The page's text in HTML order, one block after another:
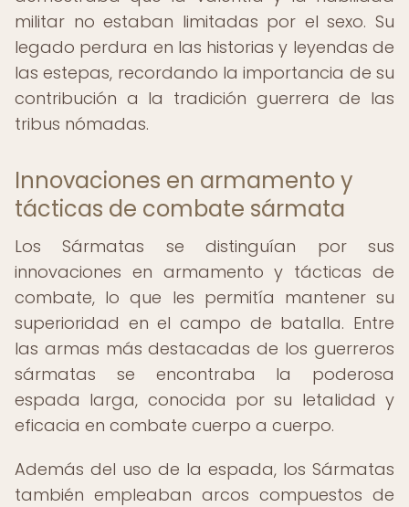
militar no estaban limitadas por el sexo. Su
legado perdura en las historias y leyendas de
las estepas, recordando la importancia de su
contribución a la tradición guerrera de las
tribus nómadas.
Innovaciones en armamento y
tácticas de combate sármata
Los Sármatas se distinguían por sus
innovaciones en armamento y tácticas de
combate, lo que les permitía mantener su
superioridad en el campo de batalla. Entre
las armas más destacadas de los guerreros
sármatas se encontraba la poderosa
espada larga, conocida por su letalidad y
eficacia en combate cuerpo a cuerpo.
Además del uso de la espada, los Sármatas
también empleaban arcos compuestos de